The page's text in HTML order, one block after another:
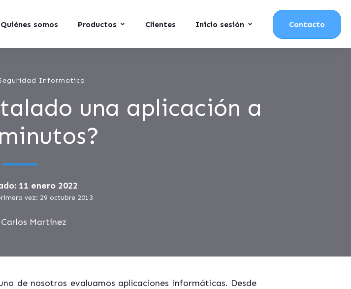
Quiénes somos Productos Clientes Inicio sesión Contacto
Informatica
una aplicación a
11 enero 2022
vez: 29 octubre 2013
Carlos Martínez
de nosotros evaluamos aplicaciones informáticas. Desde